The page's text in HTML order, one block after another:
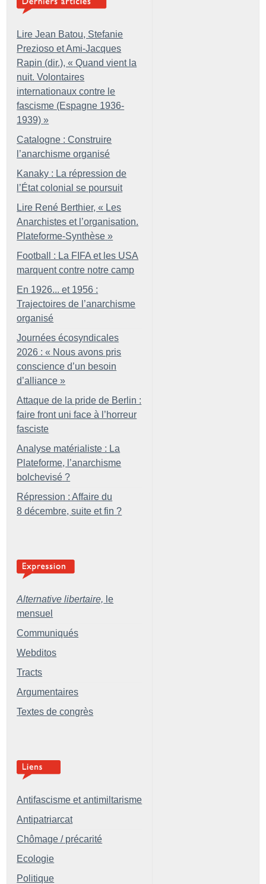
Lire Jean Batou, Stefanie
Prezioso et Ami-Jacques
Rapin (dir.), « Quand vient la
nuit. Volontaires
internationaux contre le
fascisme (Espagne 1936-
1939) »
Catalogne : Construire
l’anarchisme organisé
Kanaky : La répression de
l’État colonial se poursuit
Lire René Berthier, « Les
Anarchistes et l’organisation.
Plateforme-Synthèse »
Football : La FIFA et les USA
marquent contre notre camp
En 1926... et 1956 :
Trajectoires de l’anarchisme
organisé
Journées écosyndicales
2026 : « Nous avons pris
conscience d’un besoin
d’alliance »
Attaque de la pride de Berlin :
faire front uni face à l’horreur
fasciste
Analyse matérialiste : La
Plateforme, l’anarchisme
bolchevisé ?
Répression : Affaire du
8 décembre, suite et fin ?
Alternative libertaire, le
mensuel
Communiqués
Webditos
Tracts
Argumentaires
Textes de congrès
Antifascisme et antimiltarisme
Antipatriarcat
Chômage / précarité
Ecologie
Politique